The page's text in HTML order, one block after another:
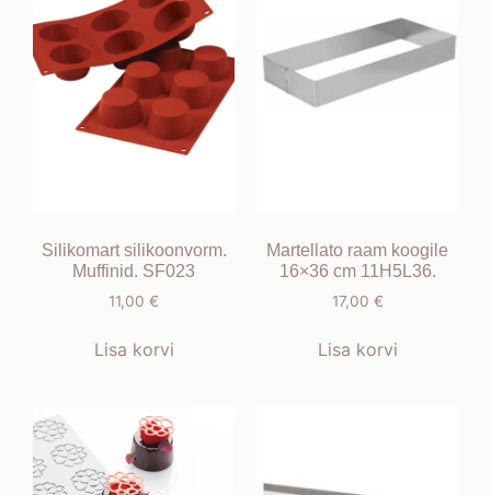
Silikomart silikoonvorm.
Muffinid. SF023
11,00 €
Lisa korvi
Martellato raam koogile
16×36 cm 11H5L36.
17,00 €
Lisa korvi